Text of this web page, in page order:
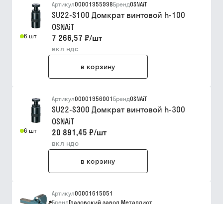
6 шт
Артикул00001955998БрендOSNAiT
SU22-S100 Домкрат винтовой h-100
OSNAiT
7 266,57 ₽/шт
вкл ндс
в корзину
6 шт
Артикул00001956001 БрендOSNAiT
SU22-S300 Домкрат винтовой h-300
OSNAiT
20 891,45 ₽/шт
вкл ндс
в корзину
Артикул00001615051
БрендГлазовский завод Металлист